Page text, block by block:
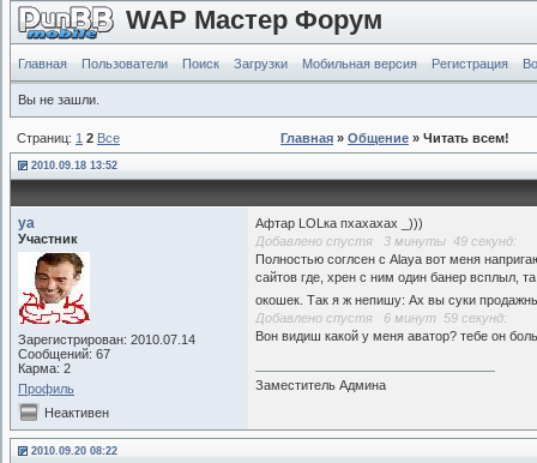
WAP Мастер Форум
Главная Пользователи Поиск Загрузки Мобильная версия Регистрация
Вы не зашли.
Страниц: 1 2 Все Главная » Общение » Читать всем!
2010.09.18 13:52
ya
Участник
Зарегистрирован: 2010.07.14
Сообщений: 67
Карма: 2
Профиль
Афтар LOLка пхахахах _)))
Добавлено спустя 3 минуты 49 секунд:
Полностью соглсен с Alaya вот меня
сайтов где, хрен с ним один банер всплыл,
окошек. Так я ж непишу: Ах вы суки
Добавлено спустя 6 минут 59 секунд:
Вон видиш какой у меня аватор? тебе он
Заместитель Админа
Неактивен
2010.09.20 08:22